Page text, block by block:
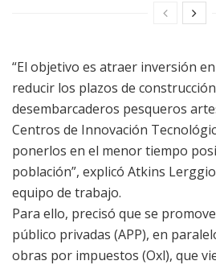
“El objetivo es atraer inversión
reducir los plazos de
desembarcaderos pesqueros
Centros de Innovación
ponerlos en el menor tiempo
población”, explicó Atkins
equipo de trabajo.
Para ello, precisó que se
público privadas (APP), en
obras por impuestos (Oxl), que